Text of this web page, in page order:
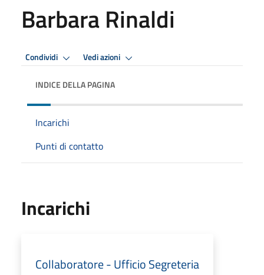
Barbara Rinaldi
Condividi Vedi azioni
INDICE DELLA PAGINA
Incarichi
Punti di contatto
Incarichi
Collaboratore - Ufficio Segreteria